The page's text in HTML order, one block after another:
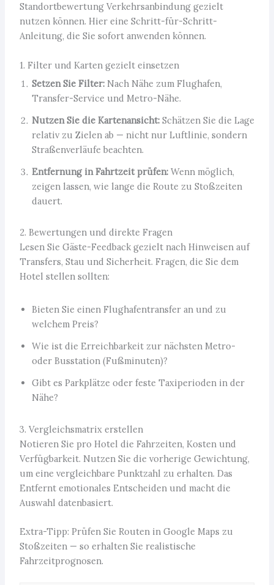
Standortbewertung Verkehrsanbindung gezielt
nutzen können. Hier eine Schritt-für-Schritt-
Anleitung, die Sie sofort anwenden können.
1. Filter und Karten gezielt einsetzen
Setzen Sie Filter:Nach Nähe zum Flughafen,
Transfer-Service und Metro-Nähe.
Nutzen Sie die Kartenansicht:Schätzen Sie die Lage
relativ zu Zielen ab — nicht nur Luftlinie, sondern
Straßenverläufe beachten.
Entfernung in Fahrtzeit prüfen:Wenn möglich,
zeigen lassen, wie lange die Route zu Stoßzeiten
dauert.
2. Bewertungen und direkte Fragen
Lesen Sie Gäste-Feedback gezielt nach Hinweisen auf
Transfers, Stau und Sicherheit. Fragen, die Sie dem
Hotel stellen sollten:
Bieten Sie einen Flughafentransfer an und zu
welchem Preis?
Wie ist die Erreichbarkeit zur nächsten Metro-
oder Busstation (Fußminuten)?
Gibt es Parkplätze oder feste Taxiperioden in der
Nähe?
3. Vergleichsmatrix erstellen
Notieren Sie pro Hotel die Fahrzeiten, Kosten und
Verfügbarkeit. Nutzen Sie die vorherige Gewichtung,
um eine vergleichbare Punktzahl zu erhalten. Das
Entfernt emotionales Entscheiden und macht die
Auswahl datenbasiert.
Extra-Tipp: Prüfen Sie Routen in Google Maps zu
Stoßzeiten — so erhalten Sie realistische
Fahrzeitprognosen.